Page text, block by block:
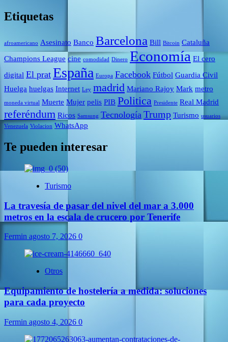
Etiquetas
afroamericano Asesinato Banco Barcelona Bill Bitcoin Cataluña
Champions League cine comodidad Dinero Economía El cero
digital El prat España Europa Facebook Fútbol Guardia Civil
Huelga huelgas Internet Ley madrid Mariano Rajoy Mark metro
moneda virtual Muerte Mujer pelis PIB Politica Presidente Real Madrid
referéndum Ricos Samsung Tecnología Trump Turismo usuarios
Venezuela Violacion WhatsApp
Te pueden interesar
Turismo
La travesía de pasar del nivel del mar a 3.000
metros en la escala de crucero por Tenerife
Fermin agosto 7, 2026 0
Otros
Equipamiento de hostelería a medida: soluciones
para cada proyecto
Fermin agosto 4, 2026 0